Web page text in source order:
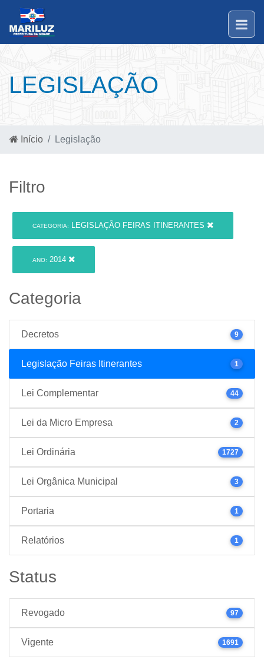
LEGISLAÇÃO
Início Legislação
Filtro
CATEGORIA: LEGISLAÇÃO FEIRAS ITINERANTES
ANO: 2014
Categoria
Decretos 9
Legislação Feiras Itinerantes 1
Lei Complementar 44
Lei da Micro Empresa 2
Lei Ordinária 1727
Lei Orgânica Municipal 3
Portaria 1
Relatórios 1
Status
Revogado 97
Vigente 1691